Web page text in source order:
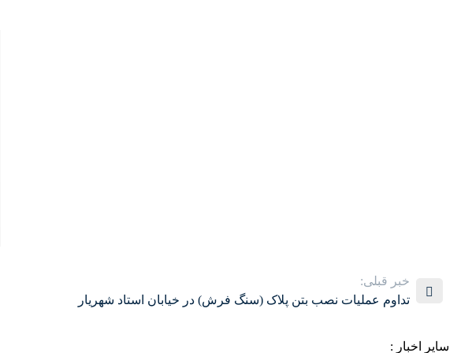
خبر قبلی:
تداوم عملیات نصب بتن پلاک (سنگ فرش) در خیابان استاد شهریار
سایر اخبار :